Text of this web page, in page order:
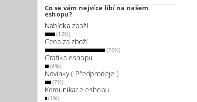
Co se vám nejvíce líbí na našem
eshopu?
Nabídka zboží
(12%)
Cena za zboží
(76%)
Grafika eshopu
(4%)
Novinky ( Předprodeje )
(7%)
Komunikace eshopu
(1%)